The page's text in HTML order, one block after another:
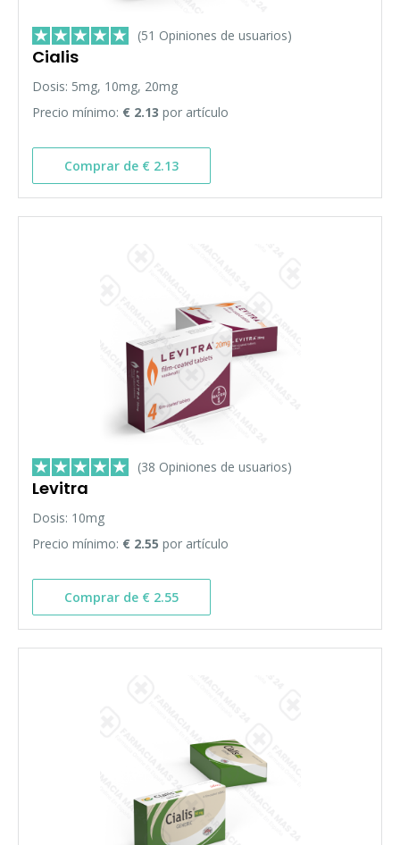
(51 Opiniones de usuarios)
Cialis
Dosis: 5mg, 10mg, 20mg
Precio mínimo: € 2.13 por artículo
Comprar de € 2.13
(38 Opiniones de usuarios)
Levitra
Dosis: 10mg
Precio mínimo: € 2.55 por artículo
Comprar de € 2.55